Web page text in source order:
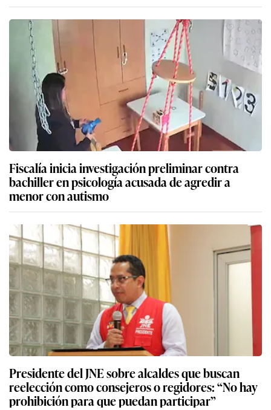
Fiscalía inicia investigación preliminar contra
bachiller en psicología acusada de agredir a
menor con autismo
Presidente del JNE sobre alcaldes que buscan
reelección como consejeros o regidores: “No hay
prohibición para que puedan participar”